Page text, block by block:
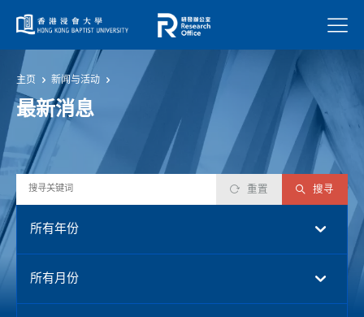
菜单
主页 新闻与活动
最新消息
重置 搜寻
所有年份
所有月份